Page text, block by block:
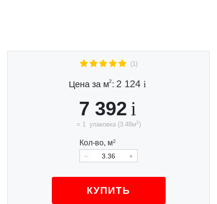
Цена за м2: 2 124
(1)
7 392
= 1 упаковка(3.48м2)
Кол-во, м2
КУПИТЬ